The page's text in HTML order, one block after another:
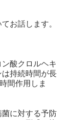
お話します。
酸クロルヘキ
持続時間が長
間作用しま
に対する予防